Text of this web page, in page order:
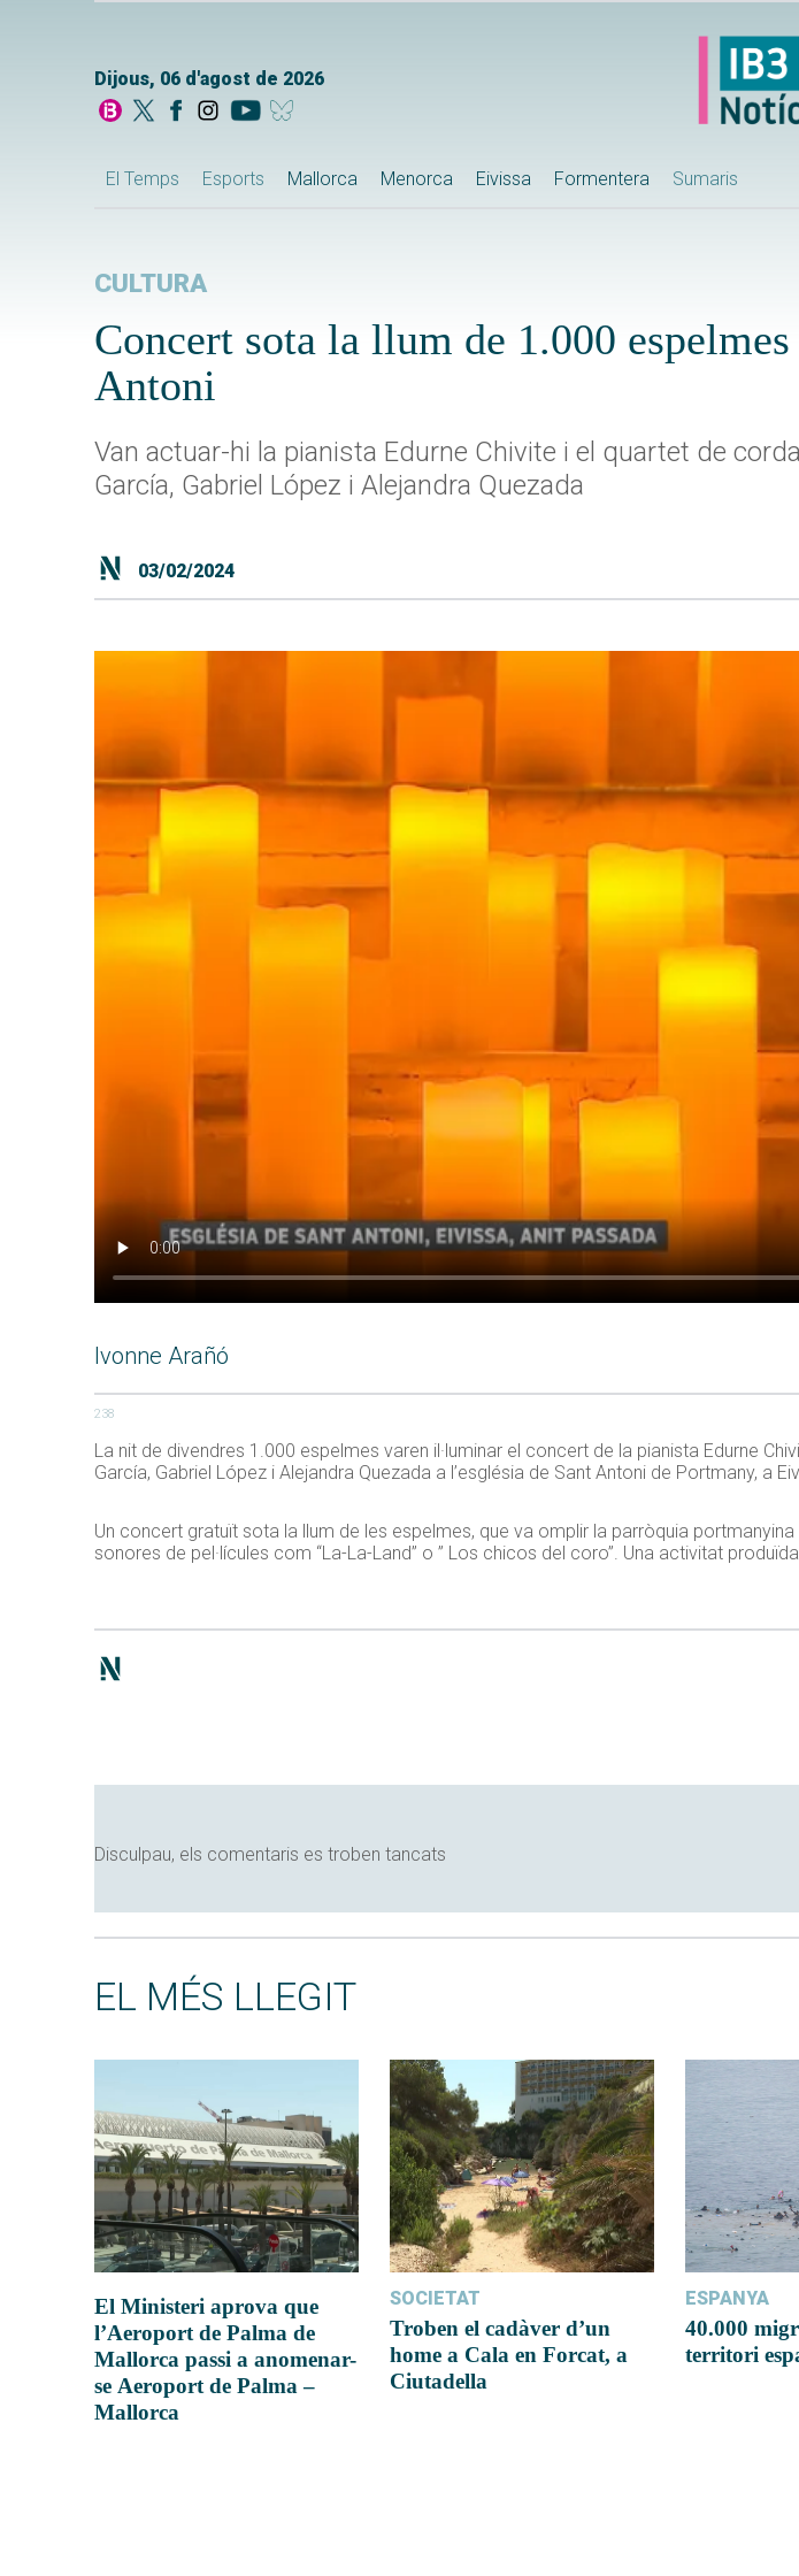
Dijous, 06 d'agost de 2026
El Temps Esports Mallorca Menorca Eivissa Formentera Sumaris
CULTURA
Concert sota la llum de 1.000 espelmes
Antoni
Van actuar-hi la pianista Edurne Chivite i el quartet de
García, Gabriel López i Alejandra Quezada
03/02/2024
Ivonne Arañó
238
La nit de divendres 1.000 espelmes varen il·luminar el concert de la pianista Edurne
García, Gabriel López i Alejandra Quezada a l’església de Sant Antoni de Portmany, a
Un concert gratuït sota la llum de les espelmes, que va omplir la parròquia
sonores de pel·lícules com “La-La-Land” o ” Los chicos del coro”. Una activitat
Disculpau, els comentaris es troben tancats
EL MÉS LLEGIT
El Ministeri aprova que
l’Aeroport de Palma de
Mallorca passi a anomenar-
se Aeroport de Palma –
Mallorca
SOCIETAT
Troben el cadàver d’un
home a Cala en Forcat, a
Ciutadella
ESPANYA
40.000
territori